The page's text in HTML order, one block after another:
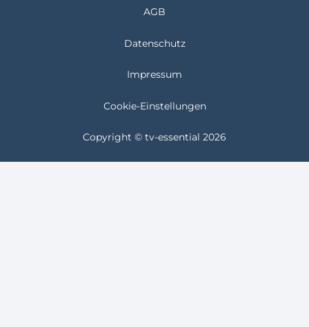
AGB
Datenschutz
Impressum
Cookie-Einstellungen
Copyright © tv-essential 2026